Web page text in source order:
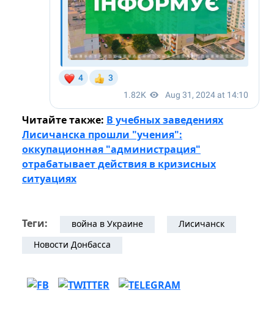
Читайте также: В учебных заведениях
Лисичанска прошли "учения":
оккупационная "администрация"
отрабатывает действия в кризисных
ситуациях
Теги: война в Украине
Лисичанск
Новости Донбасса